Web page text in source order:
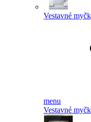
Vestavné
menu
Vestavné